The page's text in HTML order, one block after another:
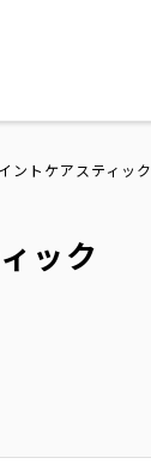
ントケアスティック
ック